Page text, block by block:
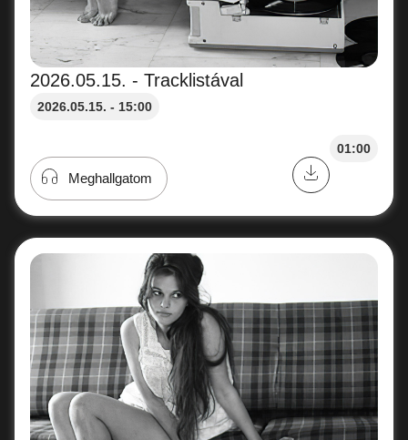
2026.05.15. - Tracklistával
2026.05.15. - 15:00
01:00
Meghallgatom